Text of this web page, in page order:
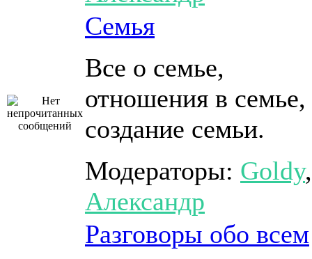
Семья
Все о семье,
отношения в семье,
создание семьи.
Модераторы: Goldy,
Александр
Разговоры обо всем